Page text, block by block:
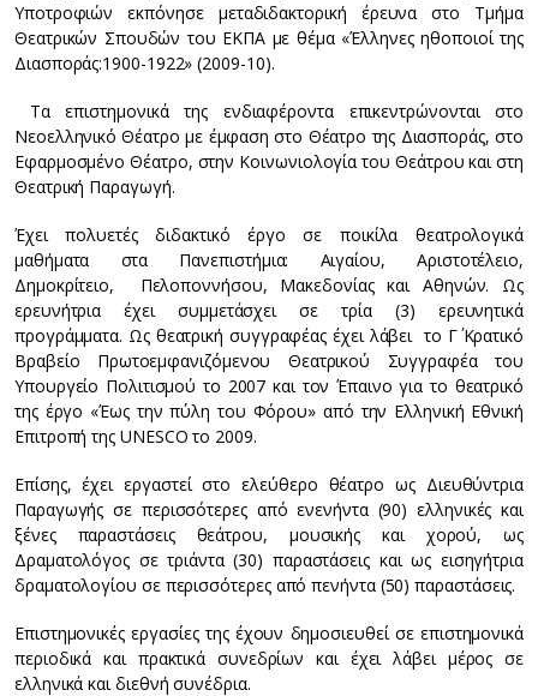
Υποτροφιών εκπόνησε μεταδιδακτορική έρευνα στο Τμήμα
Θεατρικών Σπουδών του ΕΚΠΑ με θέμα «Έλληνες ηθοποιοί της
Διασποράς:1900-1922» (2009-10).
Τα επιστημονικά της ενδιαφέροντα επικεντρώνονται στο
Νεοελληνικό Θέατρο με έμφαση στο Θέατρο της Διασποράς, στο
Εφαρμοσμένο Θέατρο, στην Κοινωνιολογία του Θεάτρου και στη
Θεατρική Παραγωγή.
Έχει πολυετές διδακτικό έργο σε ποικίλα θεατρολογικά
μαθήματα στα Πανεπιστήμια: Αιγαίου, Αριστοτέλειο,
Δημοκρίτειο, Πελοποννήσου, Μακεδονίας και Αθηνών. Ως
ερευνήτρια έχει συμμετάσχει σε τρία (3) ερευνητικά
προγράμματα. Ως θεατρική συγγραφέας έχει λάβει το Γ΄ Κρατικό
Βραβείο Πρωτοεμφανιζόμενου Θεατρικού Συγγραφέα του
Υπουργείο Πολιτισμού το 2007 και τον Έπαινο για το θεατρικό
της έργο «Έως την πύλη του Φόρου» από την Ελληνική Εθνική
Επιτροπή της UNESCO το 2009.
Επίσης, έχει εργαστεί στο ελεύθερο θέατρο ως Διευθύντρια
Παραγωγής σε περισσότερες από ενενήντα (90) ελληνικές και
ξένες παραστάσεις θεάτρου, μουσικής και χορού, ως
Δραματολόγος σε τριάντα (30) παραστάσεις και ως εισηγήτρια
δραματολογίου σε περισσότερες από πενήντα (50) παραστάσεις.
Επιστημονικές εργασίες της έχουν δημοσιευθεί σε επιστημονικά
περιοδικά και πρακτικά συνεδρίων και έχει λάβει μέρος σε
ελληνικά και διεθνή συνέδρια.